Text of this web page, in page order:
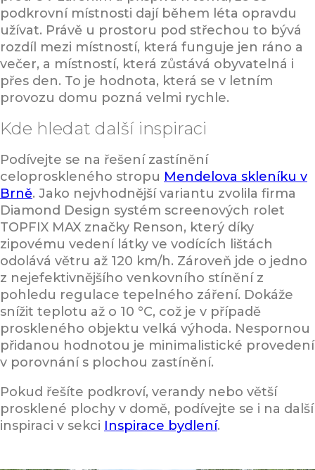
podkrovní místnosti dají během léta opravdu
užívat. Právě u prostoru pod střechou to bývá
rozdíl mezi místností, která funguje jen ráno a
večer, a místností, která zůstává obyvatelná i
přes den. To je hodnota, která se v letním
provozu domu pozná velmi rychle.
Kde hledat další inspiraci
Podívejte se na řešení zastínění
celoproskleného stropu Mendelova skleníku v
Brně. Jako nejvhodnější variantu zvolila firma
Diamond Design systém screenových rolet
TOPFIX MAX značky Renson, který díky
zipovému vedení látky ve vodících lištách
odolává větru až 120 km/h. Zároveň jde o jedno
z nejefektivnějšího venkovního stínění z
pohledu regulace tepelného záření. Dokáže
snížit teplotu až o 10 °C, což je v případě
proskleného objektu velká výhoda. Nespornou
přidanou hodnotou je minimalistické provedení
v porovnání s plochou zastínění.
Pokud řešíte podkroví, verandy nebo větší
prosklené plochy v domě, podívejte se i na další
inspiraci v sekci Inspirace bydlení.